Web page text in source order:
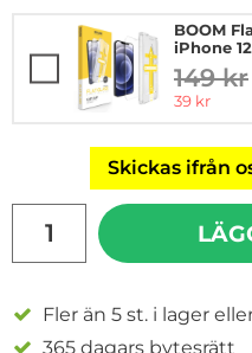
BOOM
iPhone
149 kr
rea pris
39 kr
Skickas ifrån
Fler än 5 st. i lager
365 dagars bytesrätt